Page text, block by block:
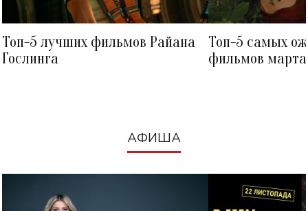
Топ-5 лучших фильмов Райана
Гослинга
Топ-5 самых
фильмов
АФИША